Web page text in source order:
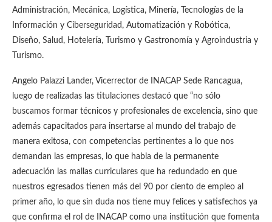
Administración, Mecánica, Logística, Minería, Tecnologías de la
Información y Ciberseguridad, Automatización y Robótica,
Diseño, Salud, Hotelería, Turismo y Gastronomía y Agroindustria y
Turismo.
Angelo Palazzi Lander, Vicerrector de INACAP Sede Rancagua,
luego de realizadas las titulaciones destacó que “no sólo
buscamos formar técnicos y profesionales de excelencia, sino que
además capacitados para insertarse al mundo del trabajo de
manera exitosa, con competencias pertinentes a lo que nos
demandan las empresas, lo que habla de la permanente
adecuación las mallas curriculares que ha redundado en que
nuestros egresados tienen más del 90 por ciento de empleo al
primer año, lo que sin duda nos tiene muy felices y satisfechos ya
que confirma el rol de INACAP como una institución que fomenta